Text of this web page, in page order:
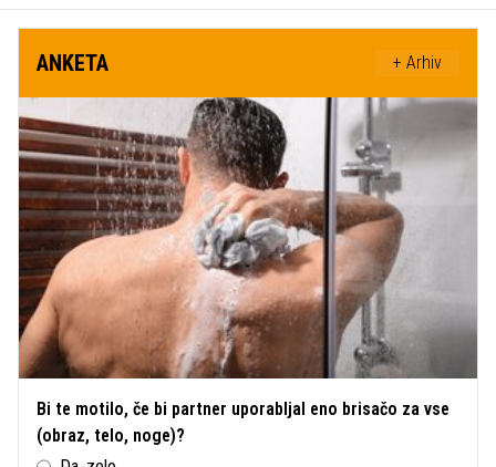
ANKETA + Arhiv
Bi te motilo, če bi partner uporabljal eno brisačo za vse
(obraz, telo, noge)?